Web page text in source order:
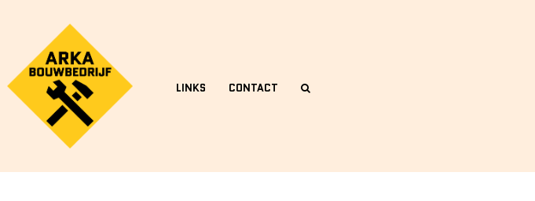
LINKS CONTACT